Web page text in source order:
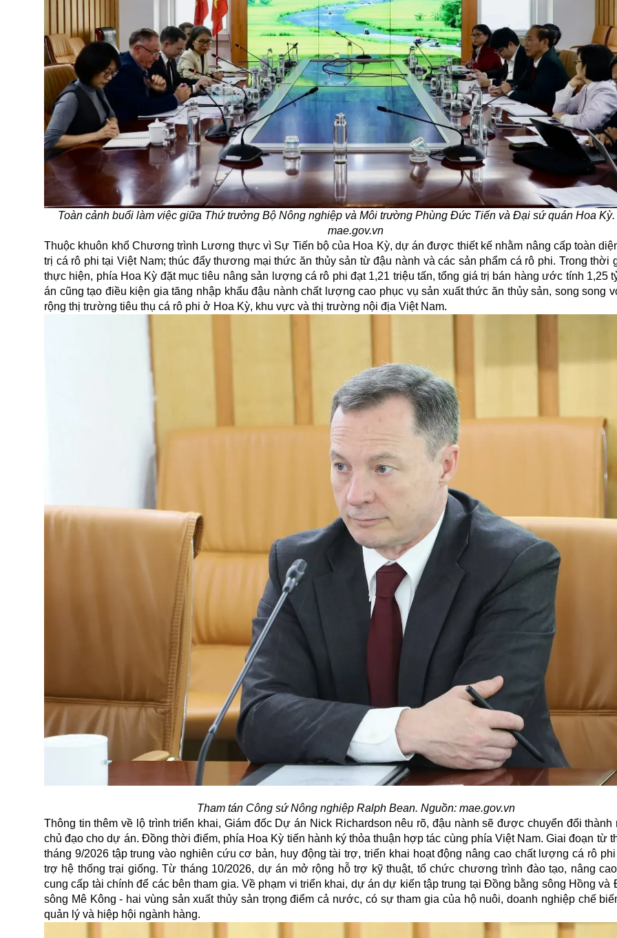
Toàn cảnh buổi làm việc giữa Thứ trưởng Bộ Nông nghiệp và Môi trường Phùng Đức Tiến và Đại sứ quán Hoa
mae.gov.vn
Thuộc khuôn khổ Chương trình Lương thực vì Sự Tiến bộ của Hoa Kỳ, dự án được thiết kế nhằm nâng cấp toàn
trị cá rô phi tại Việt Nam; thúc đẩy thương mại thức ăn thủy sản từ đậu nành và các sản phẩm cá rô phi. Trong thời
thực hiện, phía Hoa Kỳ đặt mục tiêu nâng sản lượng cá rô phi đạt 1,21 triệu tấn, tổng giá trị bán hàng ước tính 1,25
án cũng tạo điều kiện gia tăng nhập khẩu đậu nành chất lượng cao phục vụ sản xuất thức ăn thủy sản, song song
rộng thị trường tiêu thụ cá rô phi ở Hoa Kỳ, khu vực và thị trường nội địa Việt Nam.
Tham tán Công sứ Nông nghiệp Ralph Bean. Nguồn: mae.gov.vn
Thông tin thêm về lộ trình triển khai, Giám đốc Dự án Nick Richardson nêu rõ, đậu nành sẽ được chuyển đổi thành
chủ đạo cho dự án. Đồng thời điểm, phía Hoa Kỳ tiến hành ký thỏa thuận hợp tác cùng phía Việt Nam. Giai đoạn từ
tháng 9/2026 tập trung vào nghiên cứu cơ bản, huy động tài trợ, triển khai hoạt động nâng cao chất lượng cá rô
trợ hệ thống trại giống. Từ tháng 10/2026, dự án mở rộng hỗ trợ kỹ thuật, tổ chức chương trình đào tạo, nâng
cung cấp tài chính để các bên tham gia. Về phạm vi triển khai, dự án dự kiến tập trung tại Đồng bằng sông Hồng và
sông Mê Kông - hai vùng sản xuất thủy sản trọng điểm cả nước, có sự tham gia của hộ nuôi, doanh nghiệp chế
quản lý và hiệp hội ngành hàng.